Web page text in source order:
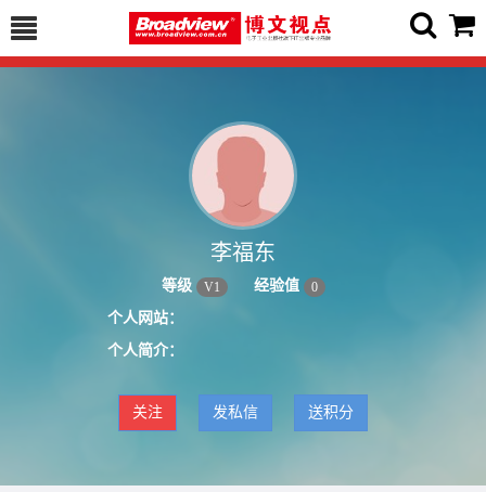
李福东
等级 V1 经验值 0
个人网站：
个人简介：
关注 发私信 送积分